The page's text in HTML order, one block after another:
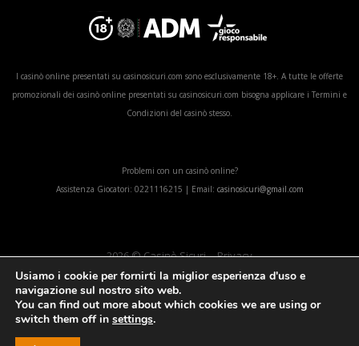
I casinò online presentati su casinosicuri.com sono esclusivamente 18+. A tutte le offerte
promozionali dei casinò online presentati su casinosicuri.com bisogna applicare i Termini e
Condizioni del casinò stesso.
Problemi con un casinò online?
Assistenza Giocatori: 0221116215 | Email: casinosicuri@gmail.com
2026 © Casinò Sicuri Privacy
Chi siamo FAQs Regolamento Disclaimer
Partners
La parola ai giocatori
Usiamo i cookie per fornirti la miglior esperienza d'uso e
navigazione sul nostro sito web.
You can find out more about which cookies we are using or
switch them off in settings.